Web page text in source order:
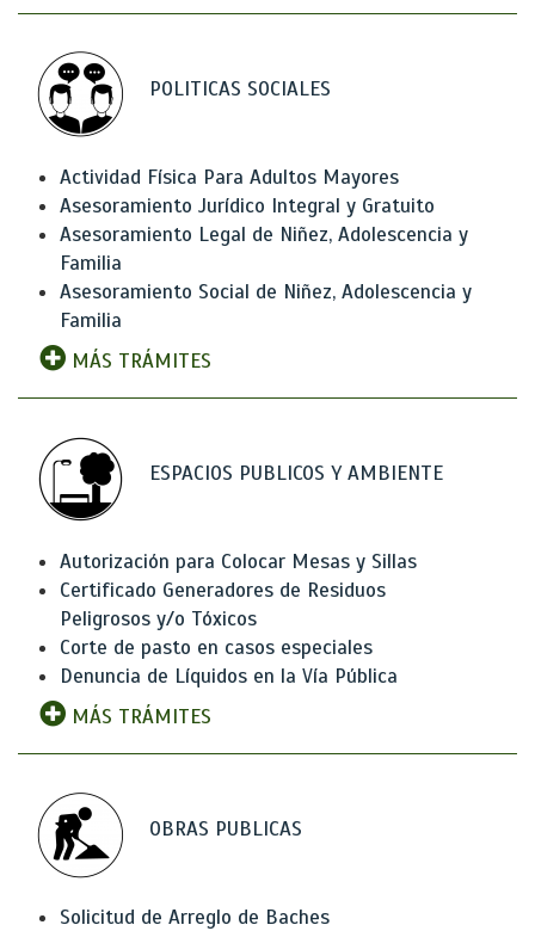
POLITICAS SOCIALES
Actividad Física Para Adultos Mayores
Asesoramiento Jurídico Integral y Gratuito
Asesoramiento Legal de Niñez, Adolescencia y
Familia
Asesoramiento Social de Niñez, Adolescencia y
Familia
MÁS TRÁMITES
ESPACIOS PUBLICOS Y AMBIENTE
Autorización para Colocar Mesas y Sillas
Certificado Generadores de Residuos
Peligrosos y/o Tóxicos
Corte de pasto en casos especiales
Denuncia de Líquidos en la Vía Pública
MÁS TRÁMITES
OBRAS PUBLICAS
Solicitud de Arreglo de Baches